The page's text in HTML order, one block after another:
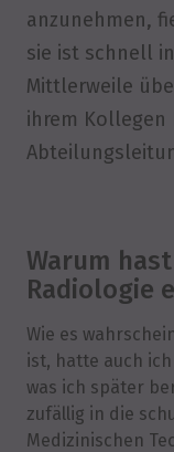
anzunehmen,
sie ist schnell
Mittlerweile
ihrem Kollegen
Warum
Radiologie
Wie es
ist, hatte auch
was ich später
zufällig in die
Medizinischen